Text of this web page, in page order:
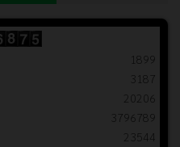
1899
3187
20206
3796789
23544